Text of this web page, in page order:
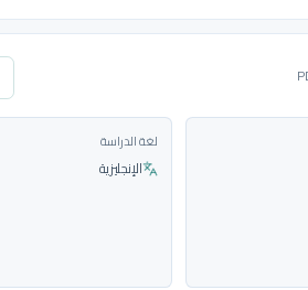
لغة الدراسة
الإنجليزية